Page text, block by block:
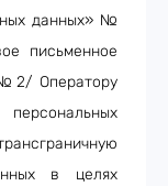
данных» №
письменное
Оператору
в целях